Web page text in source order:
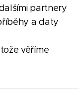
partnery
a daty
věříme